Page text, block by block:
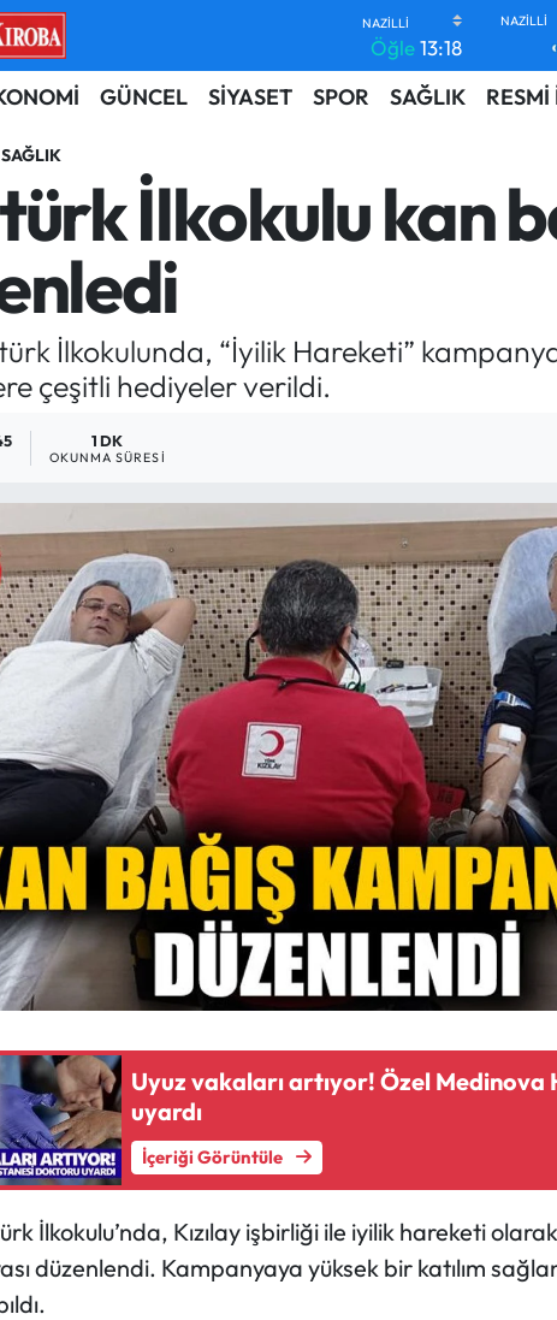
Öğle13:18
GÜNCEL SİYASET SPOR SAĞLIK
SAĞLIK
İlkokulu kan
İlkokulunda, “İyilik Hareketi”
çeşitli hediyeler verildi.
1 DK
OKUNMA SÜRESI
Uyuz vakaları artıyor! Özel
uyardı
İçeriği Görüntüle
İlkokulu’nda, Kızılay işbirliği ile iyilik hareketi olarak
düzenlendi. Kampanyaya yüksek bir katılım
Haritası
ve Fikstür